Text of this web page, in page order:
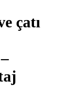
çatı